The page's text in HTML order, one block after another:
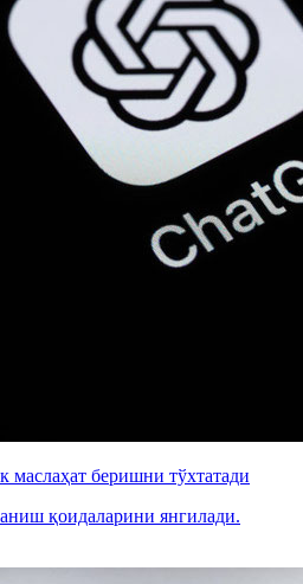
беришни тўхтатади
қоидаларини янгилади.